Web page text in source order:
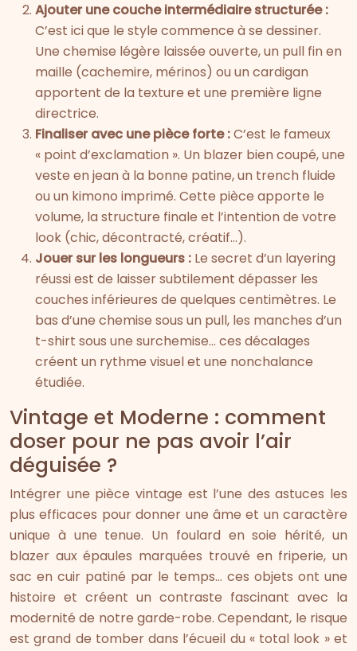
Ajouter une couche intermédiaire structurée :
C’est ici que le style commence à se dessiner.
Une chemise légère laissée ouverte, un pull fin en
maille (cachemire, mérinos) ou un cardigan
apportent de la texture et une première ligne
directrice.
Finaliser avec une pièce forte :C’est le fameux
« point d’exclamation ». Un blazer bien coupé, une
veste en jean à la bonne patine, un trench fluide
ou un kimono imprimé. Cette pièce apporte le
volume, la structure finale et l’intention de votre
look (chic, décontracté, créatif…).
Jouer sur les longueurs : Le secret d’un layering
réussi est de laisser subtilement dépasser les
couches inférieures de quelques centimètres. Le
bas d’une chemise sous un pull, les manches d’un
t-shirt sous une surchemise… ces décalages
créent un rythme visuel et une nonchalance
étudiée.
Vintage et Moderne : comment
doser pour ne pas avoir l’air
déguisée ?
Intégrer une pièce vintage est l’une des astuces les
plus efficaces pour donner une âme et un caractère
unique à une tenue. Un foulard en soie hérité, un
blazer aux épaules marquées trouvé en friperie, un
sac en cuir patiné par le temps… ces objets ont une
histoire et créent un contraste fascinant avec la
modernité de notre garde-robe. Cependant, le risque
est grand de tomber dans l’écueil du « total look » et